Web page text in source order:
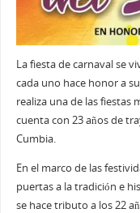
La fiesta de carnaval se
cada uno hace honor a
realiza una de las fiestas
cuenta con 23 años de
Cumbia.
En el marco de las
puertas a la tradición e
se hace tributo a los 22